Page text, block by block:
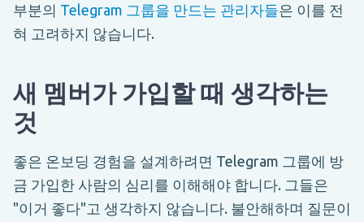
부분의 Telegram 그룹을 만드는 관리자들은 이를 전
혀 고려하지 않습니다.
새 멤버가 가입할 때 생각하는
것
좋은 온보딩 경험을 설계하려면 Telegram 그룹에 방
금 가입한 사람의 심리를 이해해야 합니다. 그들은
"이거 좋다"고 생각하지 않습니다. 불안해하며 질문이